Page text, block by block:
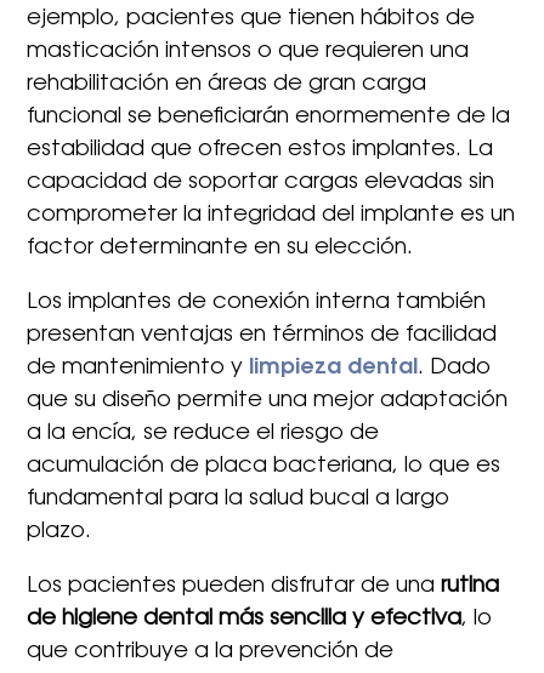
ejemplo, pacientes que tienen hábitos de
masticación intensos o que requieren una
rehabilitación en áreas de gran carga
funcional se beneficiarán enormemente de la
estabilidad que ofrecen estos implantes. La
capacidad de soportar cargas elevadas sin
comprometer la integridad del implante es un
factor determinante en su elección.
Los implantes de conexión interna también
presentan ventajas en términos de facilidad
de mantenimiento y limpieza dental. Dado
que su diseño permite una mejor adaptación
a la encía, se reduce el riesgo de
acumulación de placa bacteriana, lo que es
fundamental para la salud bucal a largo
plazo.
Los pacientes pueden disfrutar de unarutina
de higiene dental más sencilla y efectiva, lo
que contribuye a la prevención de